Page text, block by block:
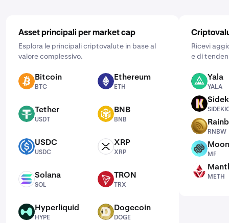
Asset principali per market cap
Esplora le principali criptovalute in base al
valore complessivo.
BTC Bitcoin
BTC
ETH Ethereum
ETH
USDT Tether
USDT
BNB BNB
BNB
USDC USDC
USDC
XRP XRP
XRP
SOL Solana
SOL
TRX TRON
TRX
HYPE Hyperliquid
HYPE
DOGE Dogecoin
DOGE
Ricevi
e di
YALA Yala
YALA
SIDEKICK
RNBW
RNBW
MF
MF
METH
METH